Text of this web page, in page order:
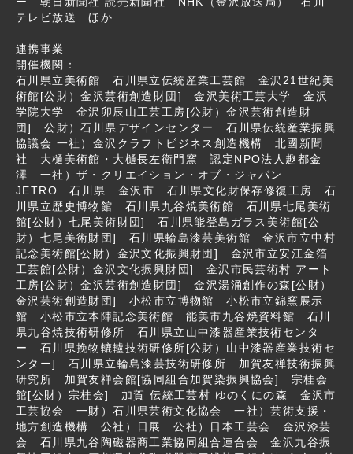
テレビ放送 ほか
連携事業
開催機関：
石川県立美術館 石川県立伝統産業工芸館 金沢21世紀美
術館[公財）金沢芸術創造財団] 金沢美術工芸大学 金沢
学院大学 金沢卯辰山工芸工房[公財）金沢芸術創造財
団] 公財）石川県デザインセンター 石川県伝統産業振興
協議会 一社）金沢クラフトビジネス創造機構 北國新聞
社 大樋美術館・大樋長左衛門窯 認定NPO法人趣都金
澤 一社）ザ・クリエイション・オブ・ジャパン
JETRO 石川県 金沢市 石川県文化財保存修復工房 石
川県立歴史博物館 石川県九谷焼美術館 石川県七尾美術
館[公財）七尾美術財団] 石川県能登島ガラス美術館[公
財）七尾美術財団] 石川県輪島漆芸美術館 金沢市立中村
記念美術館[公財）金沢文化振興財団] 金沢市立安江金箔
工芸館[公財）金沢文化振興財団] 金沢市民芸術村 アート
工房[公財）金沢芸術創造財団] 金沢湯涌創作の森[公財）
金沢芸術創造財団] 小松市立博物館 小松市立錦窯展示
館 小松市立本陣記念美術館 能美市九谷焼資料館 石川
県九谷焼技術研修所 石川県立山中漆器産業技術センタ
ー 石川県挽物轆轤技術研修所[公財）山中漆器産業技術セ
ンター] 石川県立輪島漆芸技術研修所 加賀友禅技術振興
研究所 加賀友禅会館[協同組合加賀染振興協会] 宗桂会
館[公財）宗桂会] 加賀 伝統工芸村 ゆのくにの森 金沢市
工芸協会 一財）石川県芸術文化協会 一社）芸術支援・
地方創造機構 公社）日展 公社）日本工芸会 金沢漆芸
会 石川県九谷陶磁器商工業協同組合連合会 金沢九谷振